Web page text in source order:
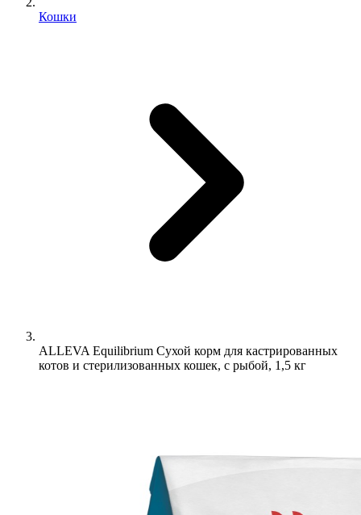
Кошки
ALLEVA Equilibrium Cухой корм для кастрированных
котов и стерилизованных кошек, с рыбой, 1,5 кг